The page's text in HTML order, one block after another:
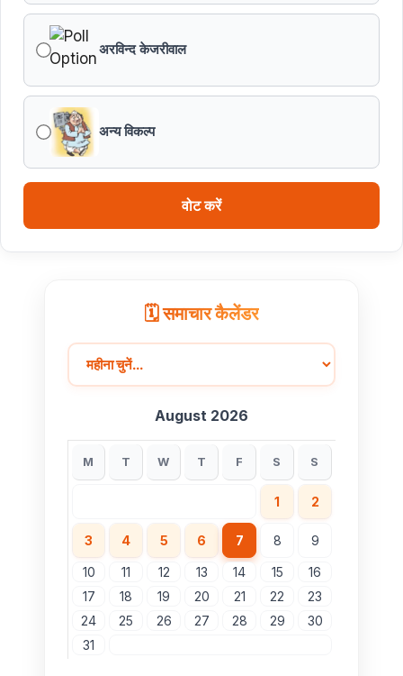
विकसित मध्यप्रदेश-2047’ की वित्तीय रूपरेखा तैयार
28 के बजट अनुमान तथा वित्तीय वर्ष 2028-29, 2029-30 के
लिए रोलिंग बजट की तैयारी हेतु बजट कार्यक्रम
अरविन्द केजरीवाल
अन्य विकल्प
वोट करें
🗓️ समाचार कैलेंडर
August 2026
M T W T F S S
1 2
3 4 5 6 7 8 9
10 11 12 13 14 15
16
17
18 19 20 21 22
23
24
25 26 27 28 29
30
31